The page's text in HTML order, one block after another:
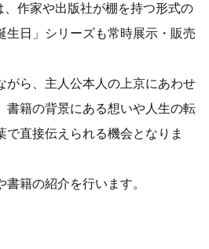
作家や出版社が棚を持つ形式の
生日」シリーズも常時展示・販売
がら、主人公本人の上京にあわせ
書籍の背景にある想いや人生の転
で直接伝えられる機会となりま
籍の紹介を行います。